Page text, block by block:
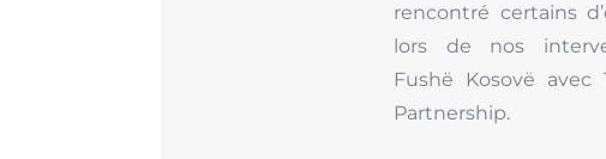
rencontré certains
lors de nos
Fushë Kosovë avec
Partnership.